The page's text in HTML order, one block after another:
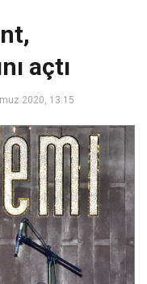
açtı
2020, 13:15